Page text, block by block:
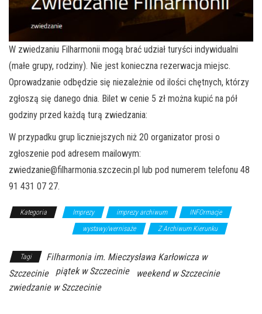
W zwiedzaniu Filharmonii mogą brać udział turyści indywidualni
(małe grupy, rodziny). Nie jest konieczna rezerwacja miejsc.
Oprowadzanie odbędzie się niezależnie od ilości chętnych, którzy
zgłoszą się danego dnia. Bilet w cenie 5 zł można kupić na pół
godziny przed każdą turą zwiedzania:
W przypadku grup liczniejszych niż 20 organizator prosi o
zgłoszenie pod adresem mailowym:
zwiedzanie@filharmonia.szczecin.pl lub pod numerem telefonu 48
91 431 07 27.
Kategoria Imprezy imprezy archiwum
INFOrmacje
wystawy/wernisaże Z Archiwum Kierunku
Tagi
Filharmonia im. Mieczysława Karłowicza w
Szczecinie
piątek w Szczecinie
weekend w Szczecinie
zwiedzanie w Szczecinie